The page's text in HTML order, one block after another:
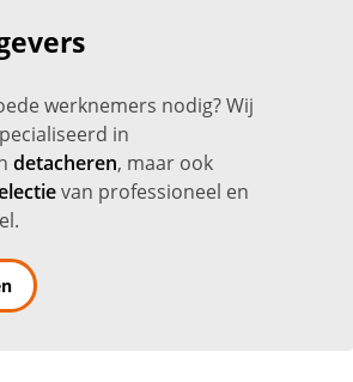
werknemers nodig? Wij
in
detacheren, maar ook
van professioneel en